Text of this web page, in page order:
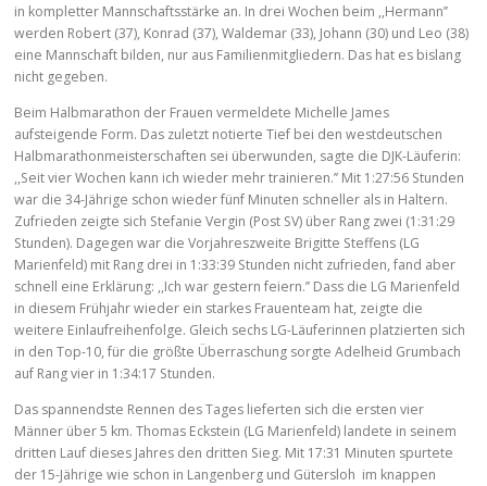
in kompletter Mannschaftsstärke an. In drei Wochen beim ,,Hermann’’
werden Robert (37), Konrad (37), Waldemar (33), Johann (30) und Leo (38)
eine Mannschaft bilden, nur aus Familienmitgliedern. Das hat es bislang
nicht gegeben.
Beim Halbmarathon der Frauen vermeldete Michelle James
aufsteigende Form. Das zuletzt notierte Tief bei den westdeutschen
Halbmarathonmeisterschaften sei überwunden, sagte die DJK-Läuferin:
,,Seit vier Wochen kann ich wieder mehr trainieren.’’ Mit 1:27:56 Stunden
war die 34-Jährige schon wieder fünf Minuten schneller als in Haltern.
Zufrieden zeigte sich Stefanie Vergin (Post SV) über Rang zwei (1:31:29
Stunden). Dagegen war die Vorjahreszweite Brigitte Steffens (LG
Marienfeld) mit Rang drei in 1:33:39 Stunden nicht zufrieden, fand aber
schnell eine Erklärung: ,,Ich war gestern feiern.’’ Dass die LG Marienfeld
in diesem Frühjahr wieder ein starkes Frauenteam hat, zeigte die
weitere Einlaufreihenfolge. Gleich sechs LG-Läuferinnen platzierten sich
in den Top-10, für die größte Überraschung sorgte Adelheid Grumbach
auf Rang vier in 1:34:17 Stunden.
Das spannendste Rennen des Tages lieferten sich die ersten vier
Männer über 5 km. Thomas Eckstein (LG Marienfeld) landete in seinem
dritten Lauf dieses Jahres den dritten Sieg. Mit 17:31 Minuten spurtete
der 15-Jährige wie schon in Langenberg und Gütersloh im knappen